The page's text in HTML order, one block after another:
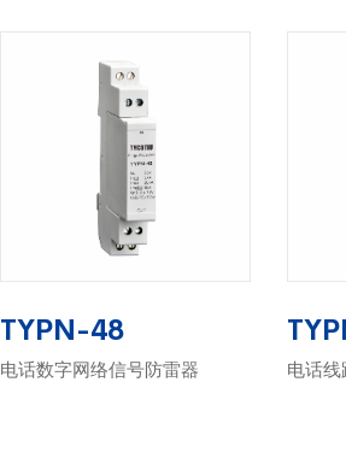
TYPN-48
电话数字网络信号防雷器 电话